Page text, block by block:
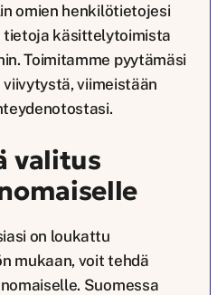
omien henkilötietojesi
tietoja käsittelytoimista
Toimitamme pyytämäsi
viimeistään
valitus
on loukattu
mukaan, voit tehdä
Suomessa